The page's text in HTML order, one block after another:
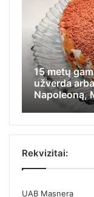
15 metų
užverda
Napoleoną,
Rekvizitai:
UAB Masnera